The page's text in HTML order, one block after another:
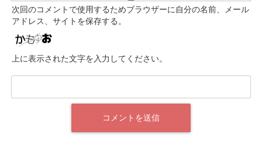
次回のコメントで使用するためブラウザーに自分の名前、メール
アドレス、サイトを保存する。
上に表示された文字を入力してください。